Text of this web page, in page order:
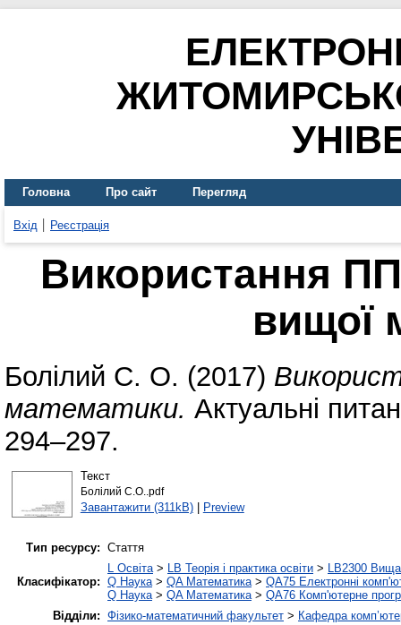
Головна Про сайт Перегляд
Вхід Реєстрація
Використання
вищої
Болілий С. О. (2017)
математики. Актуальні
294–297.
Текст
Болілий С.О..pdf
Завантажити (311kB)| Preview
Тип ресурсу: Стаття
Класифікатор:
L Освіта> LB Теорія і практика освіти > LB2300 Вища
Q Наука> QA Математика> QA75 Електронні
Q Наука> QA Математика> QA76 Комп'ютерне
Відділи: Фізико-математичний факультет > Кафедра